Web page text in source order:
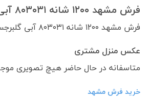
فرش مشهد ۱۲۰۰ شانه ۸۰۳۰۳۱ آبی
فرش مشهد ۱۲۰۰ شانه ۸۰۳۰۳۱ آبی گلبرجسته
عکس منزل مشتری
متاسفانه در حال حاضر هیچ تصویری
خرید فرش مشهد